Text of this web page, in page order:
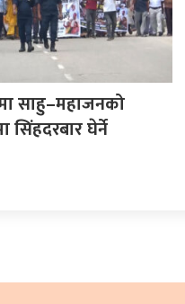
साहु–महाजनको
सिंहदरबार घेर्ने